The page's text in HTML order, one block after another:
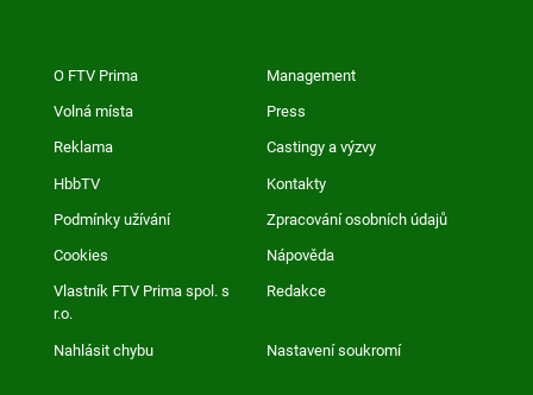
O FTV Prima Management
Volná místa Press
Reklama Castingy a výzvy
HbbTV Kontakty
Podmínky užívání Zpracování osobních údajů
Cookies Nápověda
Vlastník FTV Prima spol. s
r.o.
Redakce
Nahlásit chybu Nastavení soukromí